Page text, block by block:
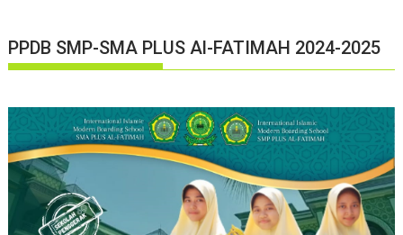
PPDB SMP-SMA PLUS Al-FATIMAH 2024-2025